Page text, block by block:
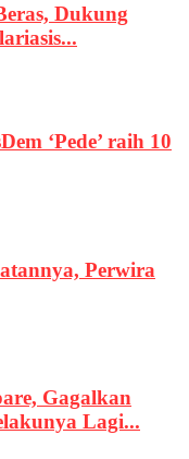
Dukung
‘Pede’ raih 10
Perwira
Gagalkan
Lagi...